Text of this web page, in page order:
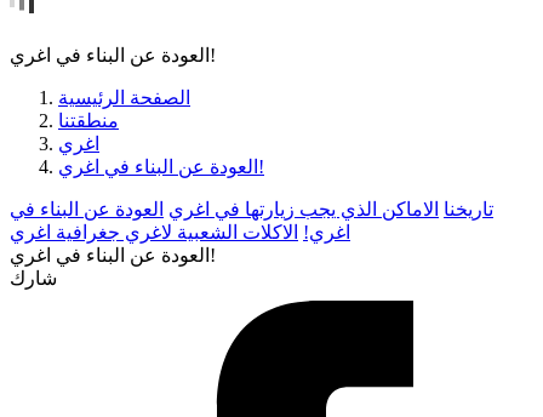
العودة عن البناء في اغري!
الصفحة الرئيسية
منطقتنا
اغري
العودة عن البناء في اغري!
تاريخنا الاماكن الذي يجب زيارتها في اغري العودة عن البناء في
اغري! الاكلات الشعبية لاغري جغرافية اغري
العودة عن البناء في اغري!
شارك